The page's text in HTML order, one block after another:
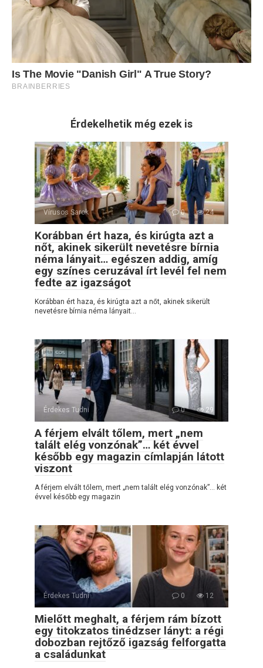
Érdekelhetik még ezek is
Vírusos Sarok 0 24
Korábban ért haza, és kirúgta azt a
nőt, akinek sikerült nevetésre bírnia
néma lányait… egészen addig, amíg
egy színes ceruzával írt levél fel nem
fedte az igazságot
Korábban ért haza, és kirúgta azt a nőt, akinek sikerült
nevetésre bírnia néma lányait…
Érdekes Tudni 0 29
A férjem elvált tőlem, mert „nem
talált elég vonzónak”… két évvel
később egy magazin címlapján látott
viszont
A férjem elvált tőlem, mert „nem talált elég vonzónak”… két
évvel később egy magazin
Érdekes Tudni 0 12
Mielőtt meghalt, a férjem rám bízott
egy titokzatos tinédzser lányt: a régi
dobozban rejtőző igazság felforgatta
a családunkat